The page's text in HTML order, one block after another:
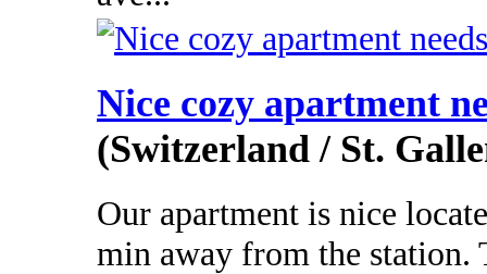
Nice cozy apartment
(Switzerland / St.
Our apartment is nice
min away from the station.